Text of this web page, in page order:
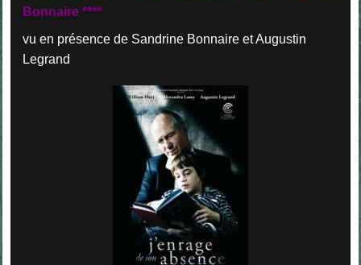
Bonnaire ****
vu en présence de Sandrine Bonnaire et Augustin
Legrand